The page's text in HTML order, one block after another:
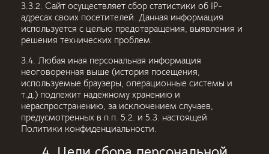
3.3.2. Сайт осуществляет сбор статистики об IP-
адресах своих посетителей. Данная информация
используется с целью предотвращения, выявления и
решения технических проблем.
3.4. Любая иная персональная информация
неоговоренная выше (история посещения,
используемые браузеры, операционные системы и
т.д.) подлежит надежному хранению и
нераспространению, за исключением случаев,
предусмотренных в п.п. 5.2. и 5.3. настоящей
Политики конфиденциальности.